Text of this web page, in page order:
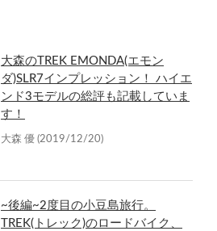
大森のTREK EMONDA(エモン
ダ)SLR7インプレッション！ ハイエ
ンド3モデルの総評も記載していま
す！
大森 優 (2019/12/20)
~後編~2度目の小豆島旅行。
TREK(トレック)のロードバイク、